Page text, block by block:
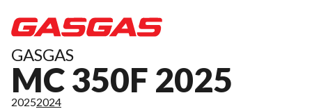
GASGAS
MC 350F 2025
20252024